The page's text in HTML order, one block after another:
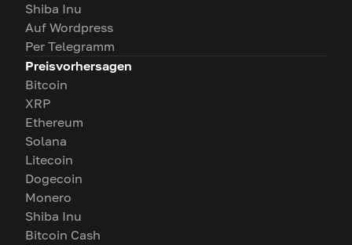
Shiba Inu
Auf Wordpress
Per Telegramm
Preisvorhersagen
Bitcoin
XRP
Ethereum
Solana
Litecoin
Dogecoin
Monero
Shiba Inu
Bitcoin Cash